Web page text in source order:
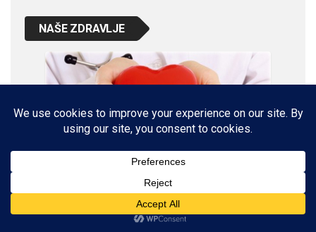
NAŠE ZDRAVLJE
VETERINARSKI KUTAK